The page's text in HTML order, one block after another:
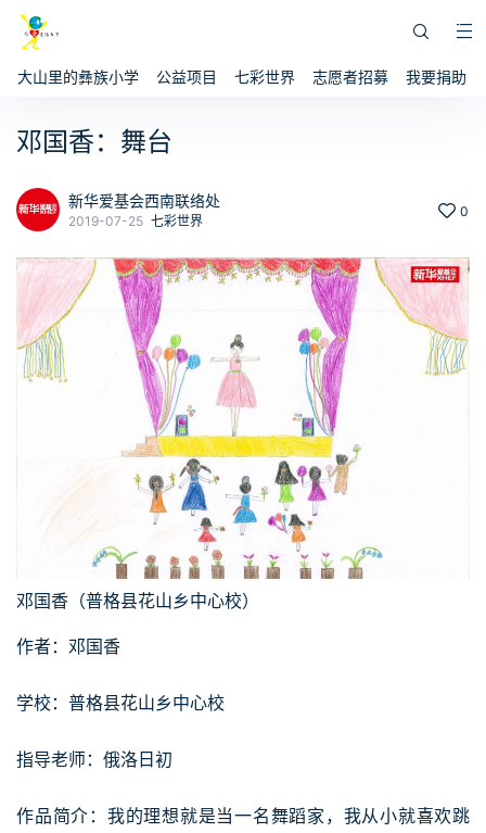
大山里的彝族小学 公益项目 七彩世界 志愿者招募 我要捐助
邓国香：舞台
新华爱基会西南联络处
2019-07-25 七彩世界
0
邓国香（普格县花山乡中心校）
作者：邓国香
学校：普格县花山乡中心校
指导老师：俄洛日初
作品简介：我的理想就是当一名舞蹈家，我从小就喜欢跳